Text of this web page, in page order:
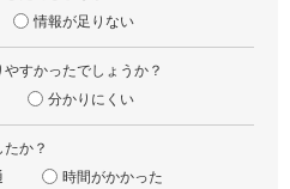
情報が足りない
すかったでしょうか？
分かりにくい
か？
時間がかかった